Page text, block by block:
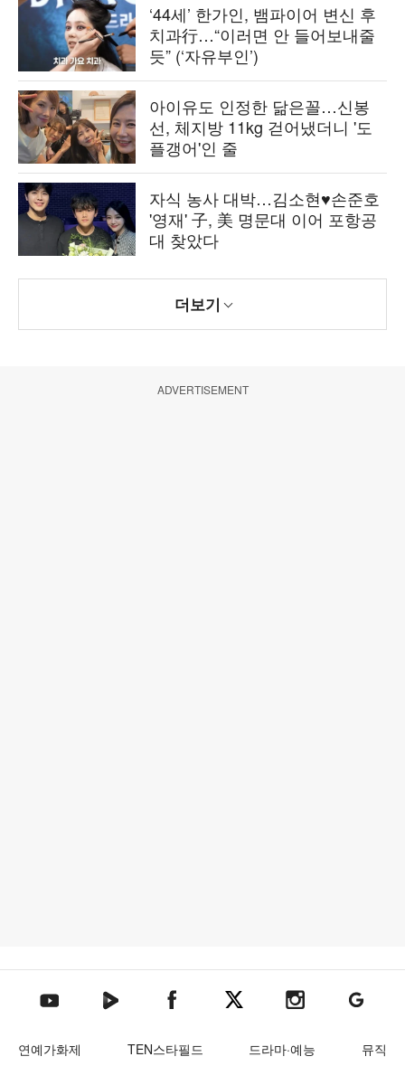
‘44세’ 한가인, 뱀파이어 변신 후
치과行…“이러면 안 들어보내줄
듯” (‘자유부인’)
아이유도 인정한 닮은꼴…신봉
선, 체지방 11kg 걷어냈더니 '도
플갱어'인 줄
자식 농사 대박…김소현♥손준호
'영재' 子, 美 명문대 이어 포항공
대 찾았다
더보기
ADVERTISEMENT
텐아시아 유튜브텐아시아 네이버TV텐아시아 페이스북텐아시아 엑스텐아시아 인스타그램
텐아시아
연예가화제 TEN스타필드 드라마·예능 뮤직